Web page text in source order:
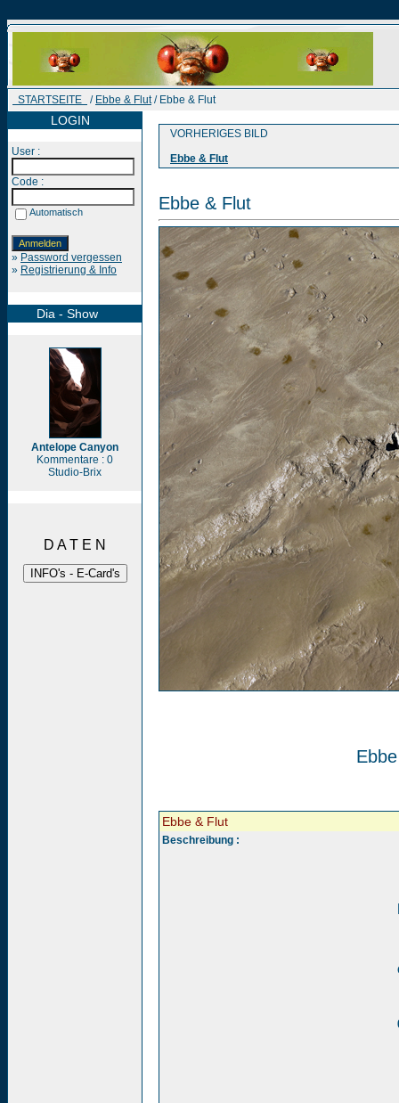
STARTSEITE / Ebbe & Flut/ Ebbe & Flut
LOGIN
User :
Code :
Automatisch
» Password vergessen
» Registrierung & Info
Dia - Show
Antelope Canyon
Kommentare : 0
Studio-Brix
D A T E N
VORHERIGES BILD
Ebbe & Flut
Ebbe & Flut
Ebbe & Flut
Beschreibung :